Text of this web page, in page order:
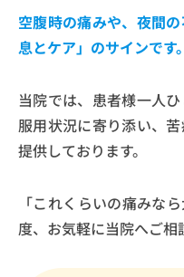
空腹時の痛みや、夜間
息とケア」のサインです。
当院では、患者様一人
服用状況に寄り添い、
提供しております。
「これくらいの痛みな
度、お気軽に当院へご相